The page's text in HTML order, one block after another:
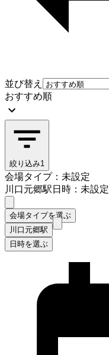
並び替え
おすすめ順
絞り込み1
会場タイプ：未設定
川口元郷駅日時：未設定
会場タイプを選ぶ
川口元郷駅
日時を選ぶ